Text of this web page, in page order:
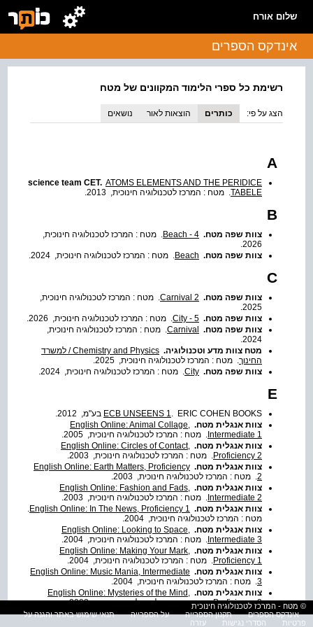
שלום אורח
אינדקס הספרים
רשימת כל ספרי הלימוד המקוונים של מטח
הצג על פי: כותרים הוצאות לאור נושאים
A
science team CET. ATOMS ELEMENTS AND THE PERIDICE
TABELE. מטח : המרכז לטכנולוגיה חינוכית, 2013.
B
צוות שפה מטח. 4 - Beach
. מטח : המרכז לטכנולוגיה חינוכית,
2026.
צוות שפה מטח. Beach. מטח : המרכז לטכנולוגיה חינוכית, 2024.
C
צוות שפה מטח. 2 Carnival
. מטח : המרכז לטכנולוגיה חינוכית,
2025.
צוות שפה מטח. 5 - City
. מטח : המרכז לטכנולוגיה חינוכית, 2026.
צוות שפה מטח.
Carnival. מטח : המרכז לטכנולוגיה חינוכית,
2024.
מטח צוות מדע וטכנולוגיה.
Chemistry and Physics / למשרד
החינוך. מטח : המרכז לטכנולוגיה חינוכית, 2025.
צוות שפה מטח. City. מטח : המרכז לטכנולוגיה חינוכית, 2024.
E
ECB UNSEENS 1. ERIC COHEN BOOKS בע"מ, 2012.
צוות אנגלית מטח. English Online: Animal Collage,
Intermediate 1 . מטח : המרכז לטכנולוגיה חינוכית, 2005.
צוות אנגלית מטח. English Online: Circles of Contact,
Proficiency 2. מטח : המרכז לטכנולוגיה חינוכית, 2003.
צוות אנגלית מטח. English Online: Earth Matters, Proficiency
2. מטח : המרכז לטכנולוגיה חינוכית, 2003.
צוות אנגלית מטח. English Online: Fashion and Fads,
Intermediate 2 . מטח : המרכז לטכנולוגיה חינוכית, 2003.
צוות אנגלית מטח. English Online: In The News, Proficiency 1
.
מטח : המרכז לטכנולוגיה חינוכית, 2004.
צוות אנגלית מטח. English Online: Looking to Space,
Intermediate 3 . מטח : המרכז לטכנולוגיה חינוכית, 2004.
צוות אנגלית מטח. English Online: Making Your Mark,
Proficiency 1. מטח : המרכז לטכנולוגיה חינוכית, 2004.
צוות אנגלית מטח. English Online: Music Mania, Intermediate
3. מטח : המרכז לטכנולוגיה חינוכית, 2004.
צוות אנגלית מטח. English Online: Mysteries of the Mind,
Proficiency 2. מטח : המרכז לטכנולוגיה חינוכית, 2003.
צוות אנגלית מטח. English Online: Name of the Game,
Intermediate 3
. מטח : המרכז לטכנולוגיה חינוכית, 2004.
© מטח - המרכז לטכנולוגיה חינוכית
אינדקס הספרים
תקנון הספרייה על הספרייה
תנאי שימוש באתר והגנה על
פרטיות
הסדרי נגישות עזרה